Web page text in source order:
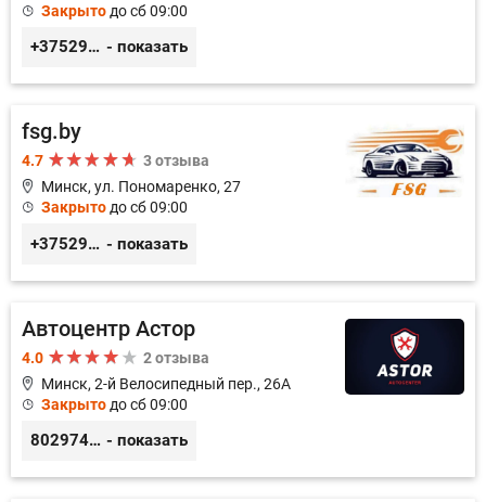
Закрыто до сб 09:00
+375296518100 - показать
fsg.by
4.7
3 отзыва
Минск, ул. Пономаренко, 27
Закрытодо сб 09:00
+375291882338 - показать
Автоцентр Астор
4.0
2 отзыва
Минск, 2-й Велосипедный пер., 26А
Закрыто до сб 09:00
80297417788 - показать